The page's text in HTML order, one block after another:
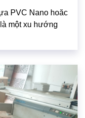
PVC Nano hoăc
một xu hướng